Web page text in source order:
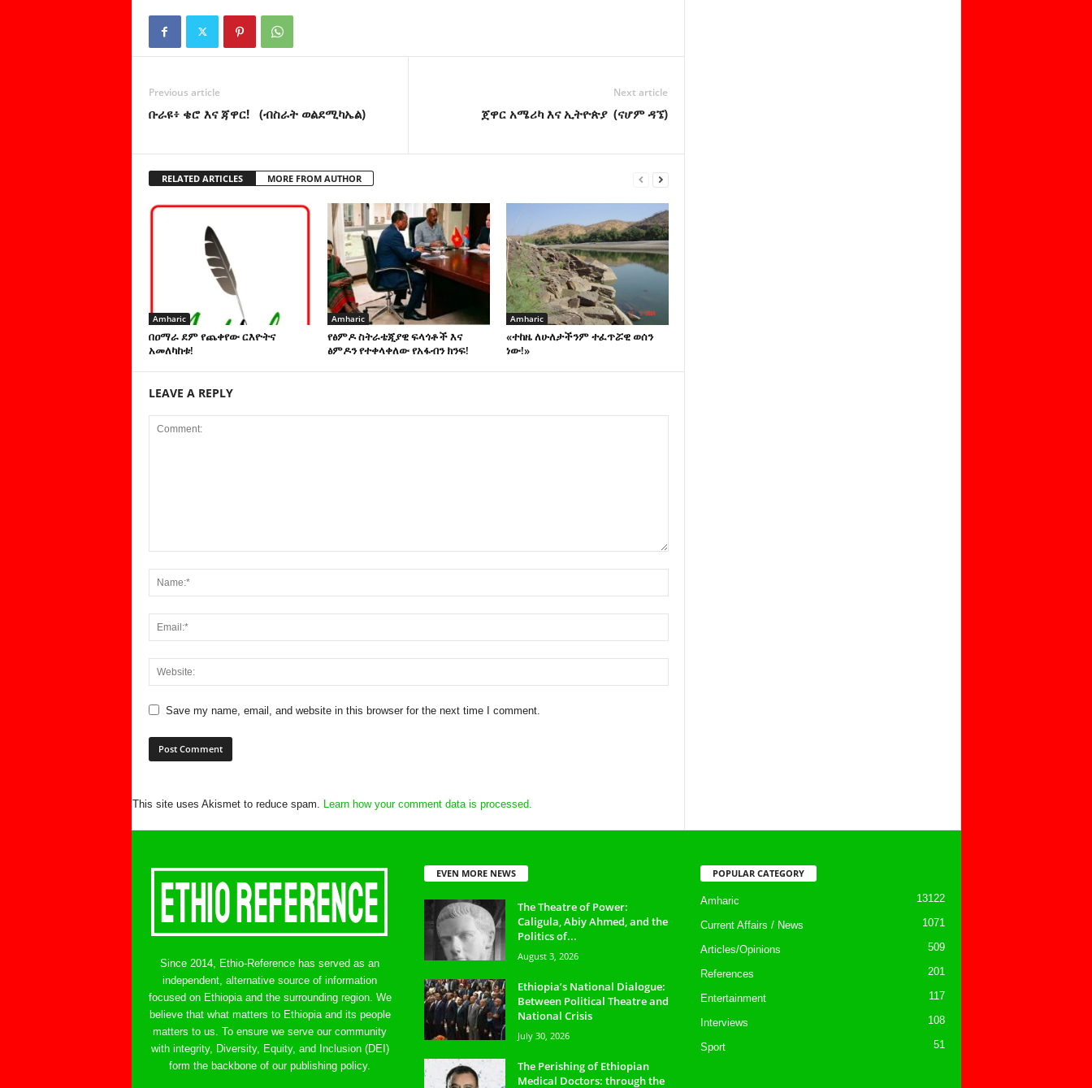
Previous article
ቡራዩ፥ ቄሮ እና ጃዋር! (ብስራት ወልደሚካኤል)
Next article
ጀዋር አሜሪካ እና ኢትዮጵያ (ናሆም ዳኜ)
RELATED ARTICLES MORE FROM AUTHOR
Amharic
በዐማራ ደም የጨቀየው ርእዮትና
አመለካከቱ!
Amharic
የፅምዶ ስትራቴጂያዊ ፍላጎቶች እና
ፅምዶን የተቀላቀለው የአፋብን ክንፍ!
Amharic
«ተከዜ ለሁለታችንም ተፈጥሯዊ ወሰን
ነው!»
LEAVE A REPLY
Save my name, email, and website in this browser for the next time I comment.
This site uses Akismet to reduce spam. Learn how your comment data is processed.
Since 2014, Ethio-Reference has served as an
independent, alternative source of information
focused on Ethiopia and the surrounding region. We
believe that what matters to Ethiopia and its people
matters to us. To ensure we serve our community
with integrity, Diversity, Equity, and Inclusion (DEI)
form the backbone of our publishing policy.
EVEN MORE NEWS
The Theatre of Power:
Caligula, Abiy Ahmed, and the
Politics of...
August 3, 2026
Ethiopia’s National Dialogue:
Between Political Theatre and
National Crisis
July 30, 2026
The Perishing of Ethiopian
Medical Doctors: through the
POPULAR CATEGORY
Amharic 13122
Current Affairs / News 1071
Articles/Opinions 509
References 201
Entertainment 117
Interviews 108
Sport 51